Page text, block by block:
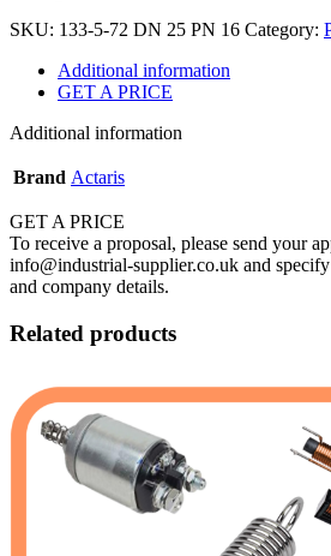
SKU: 133-5-72 DN 25 PN 16 Category:
Additional information
GET A PRICE
Additional information
Brand Actaris
GET A PRICE
To receive a proposal, please send your
info@industrial-supplier.co.uk and
and company details.
Related products